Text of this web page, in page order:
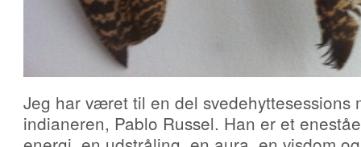
Jeg har været til en del svedehyttesessions
indianeren, Pablo Russel. Han er et